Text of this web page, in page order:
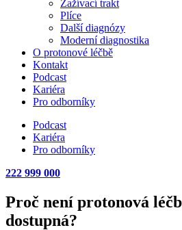
Zažívací trakt
Plíce
Další diagnózy
Moderní diagnostika
O protonové léčbě
Kontakt
Podcast
Kariéra
Pro odborníky
Podcast
Kariéra
Pro odborníky
222 999 000
Proč není protonová
dostupná?